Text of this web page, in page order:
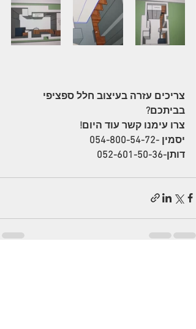
צריכים עזרה בעיצוב חלל ספציפי
בביתכם?
צרו עימנו קשר עוד היום!
יסמין -054-800-54-72
דותן-052-601-50-36